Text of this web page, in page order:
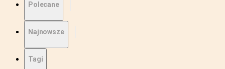
Polecane
Najnowsze
Tagi